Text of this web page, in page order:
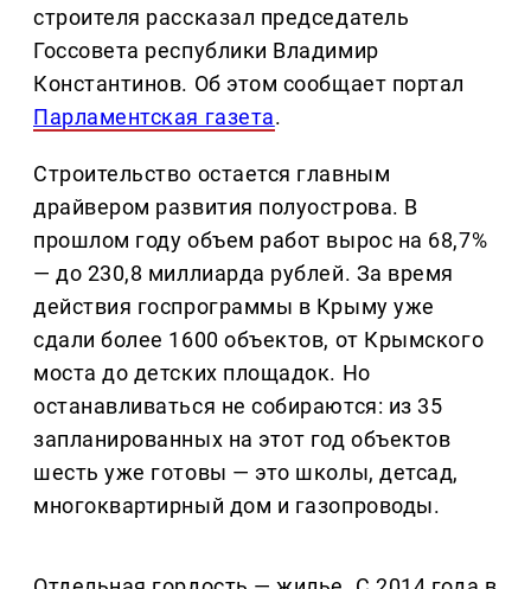
строителя рассказал председатель
Госсовета республики Владимир
Константинов. Об этом сообщает портал
Парламентская газета.
Строительство остается главным
драйвером развития полуострова. В
прошлом году объем работ вырос на 68,7%
— до 230,8 миллиарда рублей. За время
действия госпрограммы в Крыму уже
сдали более 1600 объектов, от Крымского
моста до детских площадок. Но
останавливаться не собираются: из 35
запланированных на этот год объектов
шесть уже готовы — это школы, детсад,
многоквартирный дом и газопроводы.